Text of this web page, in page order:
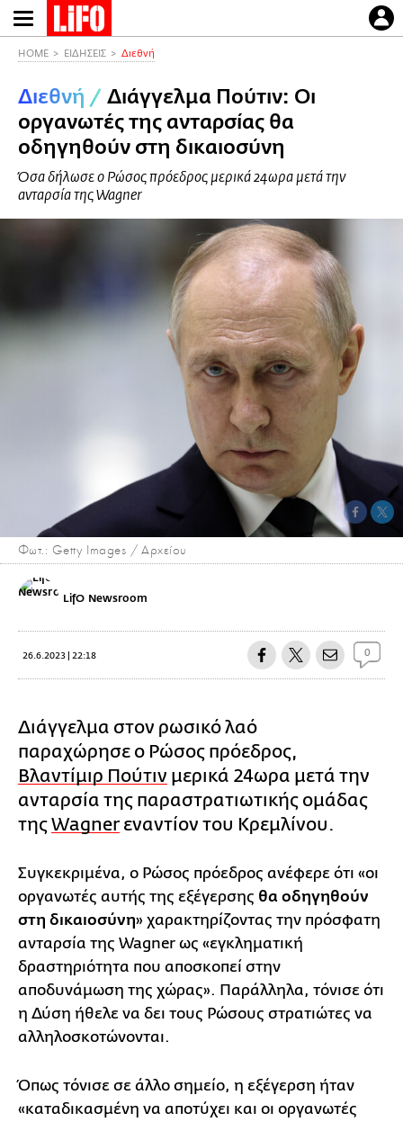
Παράκαμψη
προς
περιεχόμενο
HOME ΕΙΔΗΣΕΙΣ Διεθνή
Διεθνή / Διάγγελμα Πούτιν: Οι
οργανωτές της ανταρσίας θα
οδηγηθούν στη δικαιοσύνη
Όσα δήλωσε ο Ρώσος πρόεδρος μερικά 24ωρα μετά την
ανταρσία της Wagner
Φωτ.: Getty Images / Αρχείου
LifO Newsroom
26.6.2023 | 22:18 0
Διάγγελμα στον ρωσικό λαό
παραχώρησε ο Ρώσος πρόεδρος,
Βλαντίμιρ Πούτιν μερικά 24ωρα μετά την
ανταρσία της παραστρατιωτικής ομάδας
τηςWagnerεναντίον του Κρεμλίνου.
Συγκεκριμένα, ο Ρώσος πρόεδρος ανέφερε ότι «οι
οργανωτές αυτής της εξέγερσης θα οδηγηθούν
στη δικαιοσύνη» χαρακτηρίζοντας την πρόσφατη
ανταρσία της Wagner ως «εγκληματική
δραστηριότητα που αποσκοπεί στην
αποδυνάμωση της χώρας». Παράλληλα, τόνισε ότι
η Δύση ήθελε να δει τους Ρώσους στρατιώτες να
αλληλοσκοτώνονται.
Όπως τόνισε σε άλλο σημείο, η εξέγερση ήταν
«καταδικασμένη να αποτύχει και οι οργανωτές